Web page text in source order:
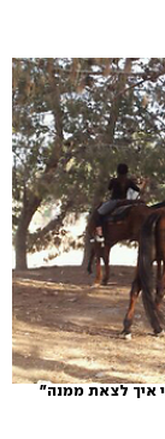
איך לצאת ממנה"